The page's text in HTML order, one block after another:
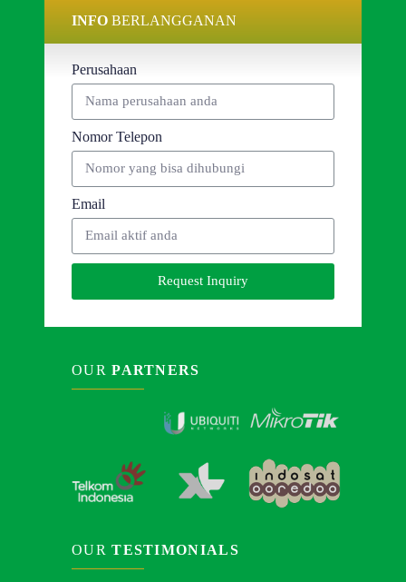
INFO BERLANGGANAN
Perusahaan
Nomor Telepon
Email
Request Inquiry
OURPARTNERS
OURTESTIMONIALS